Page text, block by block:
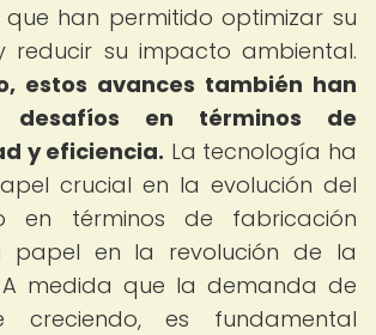
han permitido optimizar su
reducir su impacto ambiental.
estos avances también han
desafíos en términos de
y eficiencia. La tecnología ha
crucial en la evolución del
en términos de fabricación
papel en la revolución de la
A medida que la demanda de
creciendo, es fundamental